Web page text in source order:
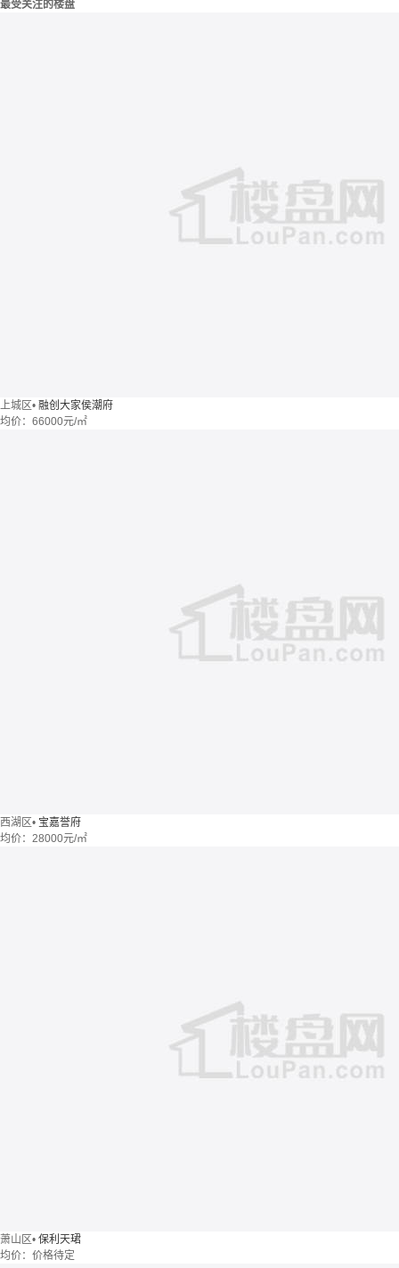
最受关注的楼盘
上城区• 融创大家侯潮府
均价： 66000元/㎡
西湖区• 宝嘉誉府
均价： 28000元/㎡
萧山区• 保利天珺
均价： 价格待定